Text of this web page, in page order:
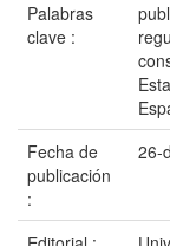
Palabras
clave :
Fecha de
publicación
:
26-